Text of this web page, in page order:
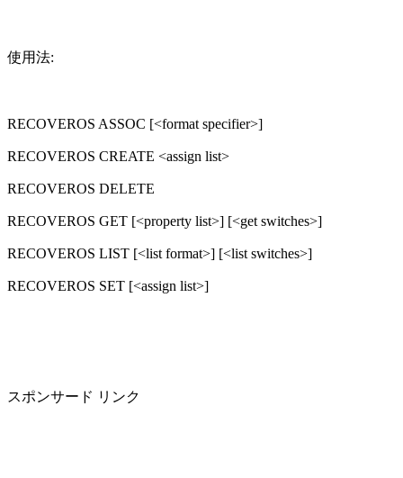
使用法:
RECOVEROS ASSOC [<format specifier>]
RECOVEROS CREATE <assign list>
RECOVEROS DELETE
RECOVEROS GET [<property list>] [<get switches>]
RECOVEROS LIST [<list format>] [<list switches>]
RECOVEROS SET [<assign list>]
スポンサード リンク